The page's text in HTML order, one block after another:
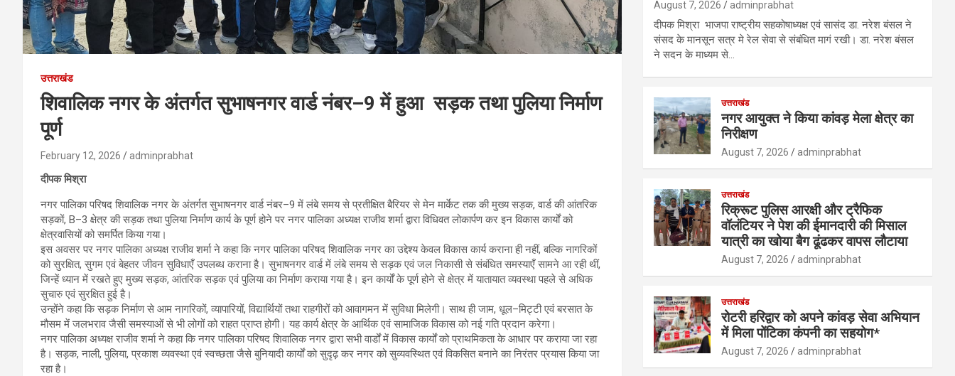
उत्तराखंड
शिवालिक नगर के अंतर्गत सुभाषनगर वार्ड नंबर–9 में हुआ सड़क तथा पुलिया निर्माण
पूर्ण
February 12, 2026 adminprabhat
दीपक मिश्रा
नगर पालिका परिषद शिवालिक नगर के अंतर्गत सुभाषनगर वार्ड नंबर–9 में लंबे समय से प्रतीक्षित बैरियर से मेन मार्केट तक की मुख्य सड़क, वार्ड की आंतरिक
सड़कों, B–3 क्षेत्र की सड़क तथा पुलिया निर्माण कार्य के पूर्ण होने पर नगर पालिका अध्यक्ष राजीव शर्मा द्वारा विधिवत लोकार्पण कर इन विकास कार्यों को
क्षेत्रवासियों को समर्पित किया गया।
इस अवसर पर नगर पालिका अध्यक्ष राजीव शर्मा ने कहा कि नगर पालिका परिषद शिवालिक नगर का उद्देश्य केवल विकास कार्य कराना ही नहीं, बल्कि नागरिकों
को सुरक्षित, सुगम एवं बेहतर जीवन सुविधाएँ उपलब्ध कराना है। सुभाषनगर वार्ड में लंबे समय से सड़क एवं जल निकासी से संबंधित समस्याएँ सामने आ रही थीं,
जिन्हें ध्यान में रखते हुए मुख्य सड़क, आंतरिक सड़क एवं पुलिया का निर्माण कराया गया है। इन कार्यों के पूर्ण होने से क्षेत्र में यातायात व्यवस्था पहले से अधिक
सुचारु एवं सुरक्षित हुई है।
उन्होंने कहा कि सड़क निर्माण से आम नागरिकों, व्यापारियों, विद्यार्थियों तथा राहगीरों को आवागमन में सुविधा मिलेगी। साथ ही जाम, धूल–मिट्टी एवं बरसात के
मौसम में जलभराव जैसी समस्याओं से भी लोगों को राहत प्राप्त होगी। यह कार्य क्षेत्र के आर्थिक एवं सामाजिक विकास को नई गति प्रदान करेगा।
नगर पालिका अध्यक्ष राजीव शर्मा ने कहा कि नगर पालिका परिषद शिवालिक नगर द्वारा सभी वार्डों में विकास कार्यों को प्राथमिकता के आधार पर कराया जा रहा
है। सड़क, नाली, पुलिया, प्रकाश व्यवस्था एवं स्वच्छता जैसे बुनियादी कार्यों को सुदृढ़ कर नगर को सुव्यवस्थित एवं विकसित बनाने का निरंतर प्रयास किया जा
रहा है।
August 7, 2026 adminprabhat
दीपक मिश्रा भाजपा राष्ट्रीय सहकोषाध्यक्ष एवं सासंद डा. नरेश बंसल ने
संसद के मानसून सत्र मे रेल सेवा से संबंधित मागं रखी। डा. नरेश बंसल
ने सदन के माध्यम से…
उत्तराखंड
नगर आयुक्त ने किया कांवड़ मेला क्षेत्र का
निरीक्षण
August 7, 2026 adminprabhat
उत्तराखंड
रिक्रूट पुलिस आरक्षी और ट्रैफिक
वॉलंटियर ने पेश की ईमानदारी की मिसाल
यात्री का खोया बैग ढूंढकर वापस लौटाया
August 7, 2026 adminprabhat
उत्तराखंड
रोटरी हरिद्वार को अपने कांवड़ सेवा अभियान
में मिला पोंटिका कंपनी का सहयोग*
August 7, 2026 adminprabhat